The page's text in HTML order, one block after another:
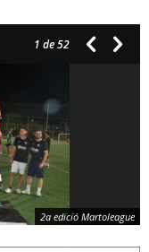
1 de 52
2a edició Martoleague